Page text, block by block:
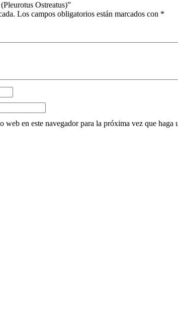
Ostreatus)”
Los campos obligatorios están marcados con *
en este navegador para la próxima vez que haga